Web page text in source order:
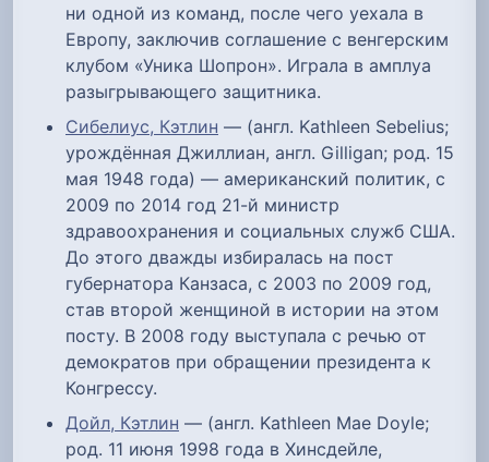
ни одной из команд, после чего уехала в
Европу, заключив соглашение с венгерским
клубом «Уника Шопрон». Играла в амплуа
разыгрывающего защитника.
Сибелиус, Кэтлин — (англ. Kathleen Sebelius;
урождённая Джиллиан, англ. Gilligan; род. 15
мая 1948 года) — американский политик, с
2009 по 2014 год 21-й министр
здравоохранения и социальных служб США.
До этого дважды избиралась на пост
губернатора Канзаса, с 2003 по 2009 год,
став второй женщиной в истории на этом
посту. В 2008 году выступала с речью от
демократов при обращении президента к
Конгрессу.
Дойл, Кэтлин — (англ. Kathleen Mae Doyle;
род. 11 июня 1998 года в Хинсдейле,